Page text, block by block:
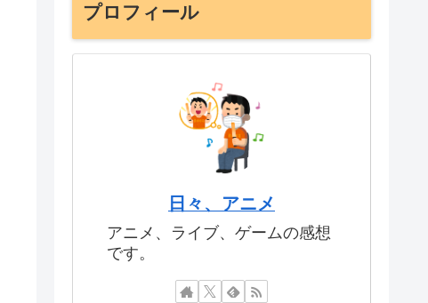
プロフィール
日々、アニメ
アニメ、ライブ、ゲームの感想
です。